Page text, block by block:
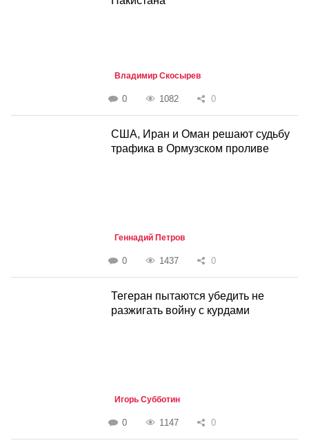
Владимир Скосырев
0 1082 0
США, Иран и Оман решают судьбу
трафика в Ормузском проливе
Геннадий Петров
0 1437 0
Тегеран пытаются убедить не
разжигать войну с курдами
Игорь Субботин
0 1147 0